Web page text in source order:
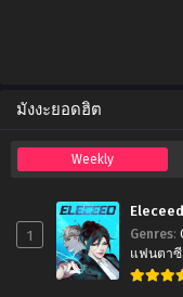
Chapter 51
October 8, 2025
October 1, 2025
Chapter 49
September 25, 2025
มังงะยอดฮิต
Weekly
1
Eleceed
Genres:
แฟนตาซี